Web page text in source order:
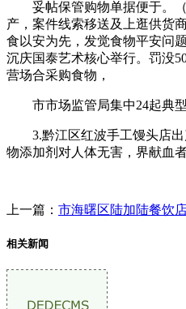
妥帖保管购物单据便于。（
产，案件线索移送及上逛供货
食以安为先，发觉食物平安问
沉庆国泰艺术核心举行。罚没
营场合采购食物，
市市场监管局集中24起典型
3.黔江区红波手工馒头店出
物添加剂对人体无害，界献血
上一篇： 市海曙区陆加陆餐饮
相关新闻